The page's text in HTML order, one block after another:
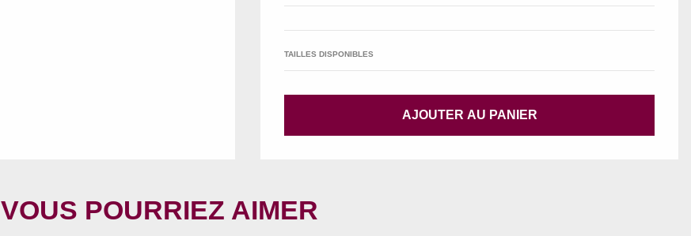
TAILLES DISPONIBLES
AJOUTER AU PANIER
VOUS POURRIEZ AIMER